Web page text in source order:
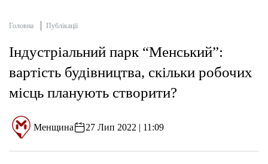
Головна Публікації
Індустріальний парк “Менський”:
вартість будівництва, скільки робочих
місць планують створити?
Менщина 27 Лип 2022 | 11:09